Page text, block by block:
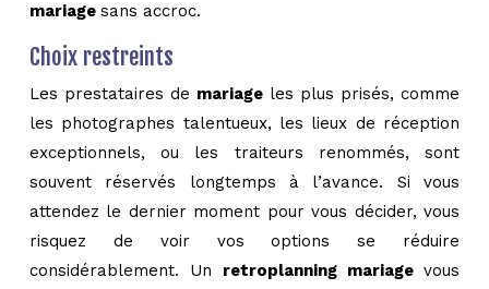
mariage sans accroc.
Choix restreints
Les prestataires de mariage les plus prisés, comme
les photographes talentueux, les lieux de réception
exceptionnels, ou les traiteurs renommés, sont
souvent réservés longtemps à l’avance. Si vous
attendez le dernier moment pour vous décider, vous
risquez de voir vos options se réduire
considérablement. Un retroplanning mariage vous